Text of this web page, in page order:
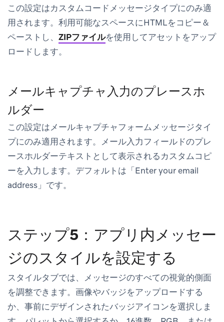
この設定はカスタムコードメッセージタイプにのみ適
用されます。利用可能なスペースにHTMLをコピー＆
ペーストし、 ZIPファイルを使用してアセットをアップ
ロードします。
メールキャプチャ入力のプレースホ
ルダー
この設定はメールキャプチャフォームメッセージタイ
プにのみ適用されます。メール入力フィールドのプレ
ースホルダーテキストとして表示されるカスタムコピ
ーを入力します。デフォルトは「Enter your email
address」です。
ステップ5：アプリ内メッセー
ジのスタイルを設定する
スタイルタブでは、メッセージのすべての視覚的側面
を調整できます。画像やバッジをアップロードする
か、事前にデザインされたバッジアイコンを選択しま